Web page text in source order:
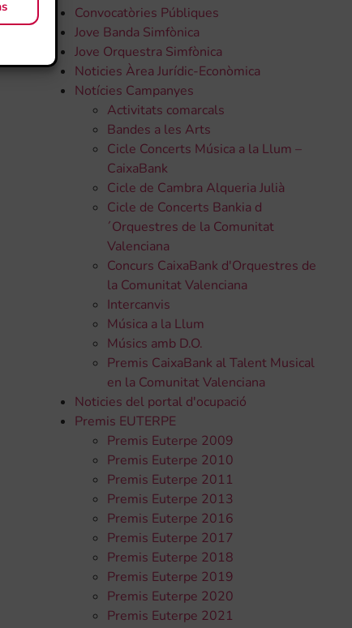
Convocatòries Públiques
Jove Banda Simfònica
Jove Orquestra Simfònica
Noticies Àrea Jurídic-Econòmica
Notícies Campanyes
Activitats comarcals
Bandes a les Arts
Cicle Concerts Música a la Llum –
CaixaBank
Cicle de Cambra Alqueria Julià
Cicle de Concerts Bankia d
´Orquestres de la Comunitat
Valenciana
Concurs CaixaBank d'Orquestres de
la Comunitat Valenciana
Intercanvis
Música a la Llum
Músics amb D.O.
Premis CaixaBank al Talent Musical
en la Comunitat Valenciana
Noticies del portal d'ocupació
Premis EUTERPE
Premis Euterpe 2009
Premis Euterpe 2010
Premis Euterpe 2011
Premis Euterpe 2013
Premis Euterpe 2016
Premis Euterpe 2017
Premis Euterpe 2018
Premis Euterpe 2019
Premis Euterpe 2020
Premis Euterpe 2021